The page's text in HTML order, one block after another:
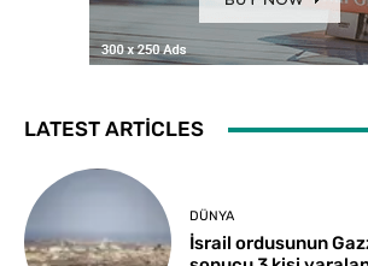
LATEST ARTICLES
DÜNYA
İsrail ordusunun